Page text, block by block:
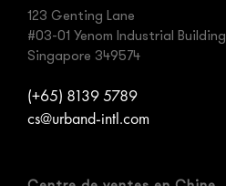
123 Genting Lane
#03-01 Yenom Industrial Building
Singapore 349574
(+65) 8139 5789
cs@urband-intl.com